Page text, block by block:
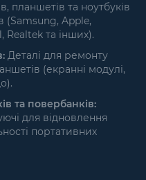
планшетів та ноутбуків
(Samsung, Apple,
Realtek та інших).
Деталі для ремонту
(екранні модулі,
та повербанків:
для відновлення
портативних